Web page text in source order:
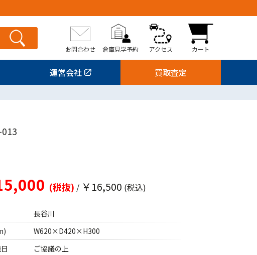
お問合わせ 倉庫見学予約 アクセス カート
運営会社 買取査定
(税抜) / ￥16,500 (税込)
長谷川
W620×D420×H300
ご協議の上